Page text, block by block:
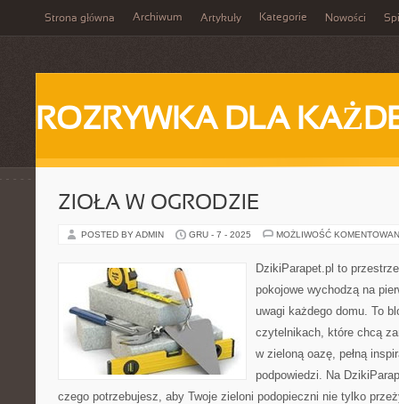
Strona główna Archiwum Artykuły Kategorie Nowości
ROZRYWKA DLA
ZIOŁA W OGRODZIE
POSTED BY ADMIN GRU - 7 - 2025 MOŻLIWOŚĆ
DzikiParapet.pl to
pokojowe wychodzą na
uwagi każdego domu. To
czytelnikach, które chcą
w zieloną oazę, pełną
podpowiedzi. Na
czego potrzebujesz, aby Twoje zieloni podopieczni nie tylko